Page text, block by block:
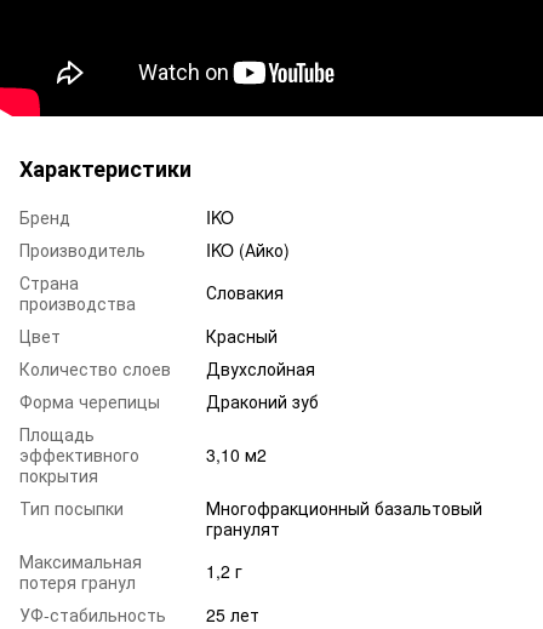
Характеристики
Бренд
IKO
Производитель
IKO (Айко)
Страна
производства
Словакия
Цвет
Красный
Количество слоев
Двухслойная
Форма черепицы
Драконий зуб
Площадь
эффективного
покрытия
3,10 м2
Тип посыпки
Многофракционный базальтовый
гранулят
Максимальная
потеря гранул
1,2 г
УФ-стабильность
25 лет